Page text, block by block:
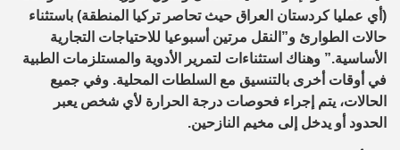
(أي عمليا كردستان العراق حيث تحاصر تركيا المنطقة) باستثناء
حالات الطوارئ و”النقل مرتين أسبوعيا للاحتياجات التجارية
الأساسية.” وهناك استثناءات لتمرير الأدوية والمستلزمات الطبية
في أوقات أخرى بالتنسيق مع السلطات المحلية. وفي جميع
الحالات، يتم إجراء فحوصات درجة الحرارة لأي شخص يعبر
الحدود أو يدخل إلى مخيم النازحين.